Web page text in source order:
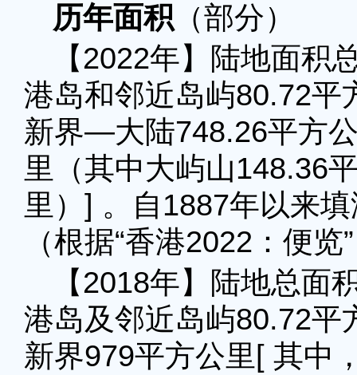
历年面积 （部分）
【2022年】陆地面积
港岛和邻近岛屿80.72平
新界—大陆748.26平方
里（其中大屿山148.36
里）] 。自1887年以来
（根据“香港2022：便览
【2018年】陆地总面
港岛及邻近岛屿80.72平
新界979平方公里[ 其中